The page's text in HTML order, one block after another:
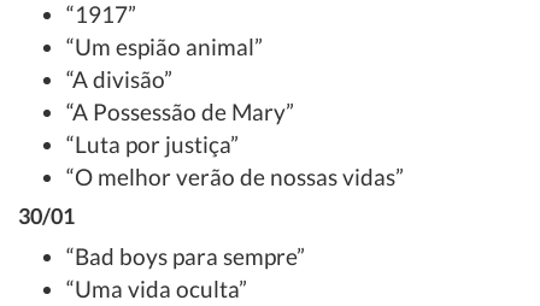
“1917”
“Um espião animal”
“A divisão”
“A Possessão de Mary”
“Luta por justiça”
“O melhor verão de nossas vidas”
30/01
“Bad boys para sempre”
“Uma vida oculta”